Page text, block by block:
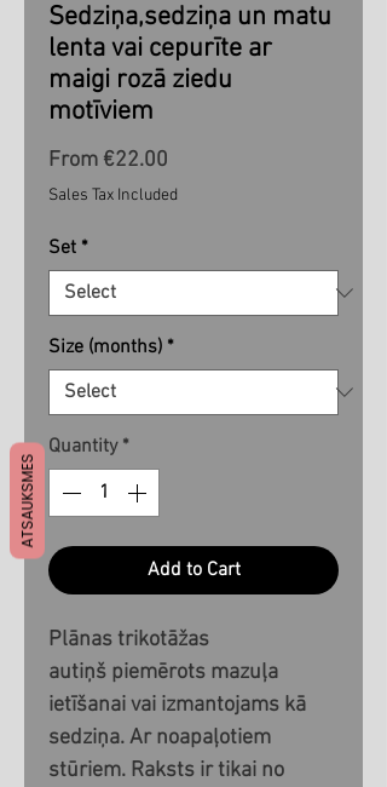
Sedziņa,sedziņa un matu
lenta vai cepurīte ar
maigi rozā ziedu
motīviem
From €22.00
Price
Sales Tax Included
Set *
Size (months) *
Quantity *
Add to Cart
Plānas trikotāžas
autiņš piemērots mazuļa
ietīšanai vai izmantojams kā
sedziņa. Ar noapaļotiem
stūriem. Raksts ir tikai no
ATSAUKSMES